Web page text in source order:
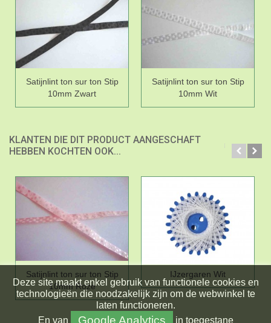
Satijnlint ton sur ton Stip
10mm Zwart
Satijnlint ton sur ton Stip
10mm Wit
KLANTEN DIE DIT PRODUCT AANGESCHAFT
HEBBEN KOCHTEN OOK...
Satijnlint ton sur ton Stip
10mm Roze
IJzergaren Wit
Deze site maakt enkel gebruik van functionele cookies en
technologieën die noodzakelijk zijn om de webwinkel te
laten functioneren.
En van Google Analytics
in toegestane